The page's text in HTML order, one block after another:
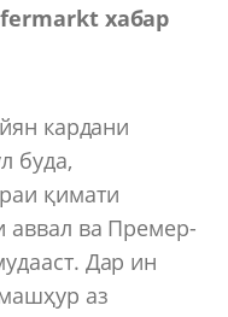
хабар
кардани
буда,
қимати
аввал ва Премер-
Дар ин
аз